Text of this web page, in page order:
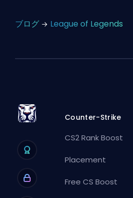
ブログ League of Legends
Counter-Strike
CS2 Rank Boost
Placement
Free CS Boost